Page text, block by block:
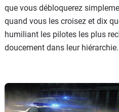
que vous débloquerez
quand vous les croisez et dix
humiliant les pilotes les plus
doucement dans leur hiérarchie.